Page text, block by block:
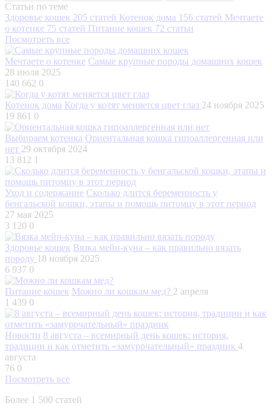
Статьи по теме
Здоровье кошек 205 статей Котенок дома 156 статей Мечтаете
о котенке 75 статей Питание кошек 72 статьи
Посмотреть все
Мечтаете о котенке Самые крупные породы домашних кошек
28 июля 2025
140 662 0
Котенок дома Когда у котят меняется цвет глаз 24 ноября 2025
19 861 0
Выбираем котенка Ориентальная кошка гипоаллергенная или
нет 29 октября 2024
13 812 1
Уход и содержание Сколько длится беременность у
бенгальской кошки, этапы и помощь питомцу в этот период
27 мая 2025
3 120 0
Здоровье кошек Вязка мейн-куна – как правильно вязать
породу 18 ноября 2025
6 937 0
Питание кошек Можно ли кошкам мед? 2 апреля
1 439 0
Новости 8 августа – всемирный день кошек: история,
традиции и как отметить «замуррчательный» праздник 4
августа
76 0
Посмотреть все
Более 1 500 статей